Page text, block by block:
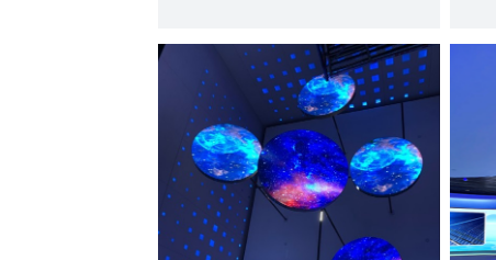
查看更多